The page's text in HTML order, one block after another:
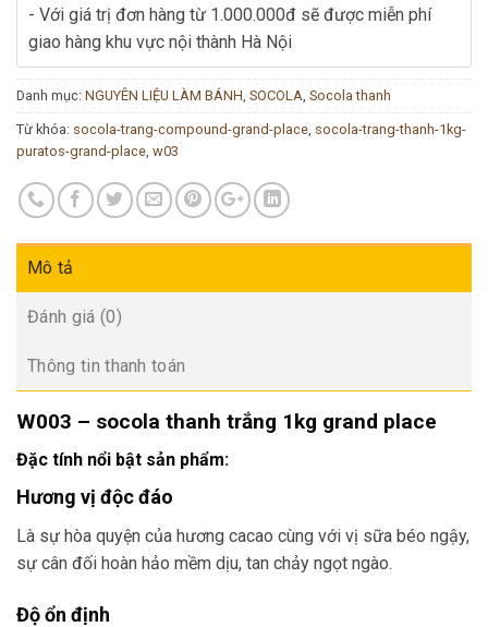
- Với giá trị đơn hàng từ 1.000.000đ sẽ được miễn phí
giao hàng khu vực nội thành Hà Nội
Danh mục: NGUYÊN LIỆU LÀM BÁNH, SOCOLA, Socola thanh
Từ khóa: socola-trang-compound-grand-place, socola-trang-thanh-1kg-
puratos-grand-place, w03
Mô tả
Đánh giá (0)
Thông tin thanh toán
W003 – socola thanh trắng 1kg grand place
Đặc tính nổi bật sản phẩm:
Hương vị độc đáo
Là sự hòa quyện của hương cacao cùng với vị sữa béo ngậy,
sự cân đối hoàn hảo mềm dịu, tan chảy ngọt ngào.
Độ ổn định